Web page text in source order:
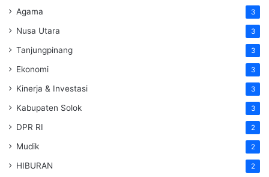
Agama 3
Nusa Utara 3
Tanjungpinang 3
Ekonomi 3
Kinerja & Investasi 3
Kabupaten Solok 3
DPR RI 2
Mudik 2
HIBURAN 2